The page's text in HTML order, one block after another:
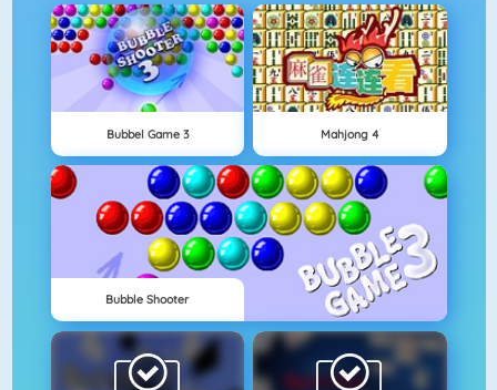
Bubbel Game 3 Mahjong 4
Bubble Shooter